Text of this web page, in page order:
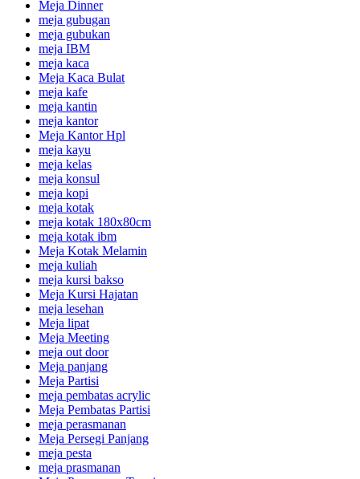
Meja Dinner
meja gubugan
meja gubukan
meja IBM
meja kaca
Meja Kaca Bulat
meja kafe
meja kantin
meja kantor
Meja Kantor Hpl
meja kayu
meja kelas
meja konsul
meja kopi
meja kotak
meja kotak 180x80cm
meja kotak ibm
Meja Kotak Melamin
meja kuliah
meja kursi bakso
Meja Kursi Hajatan
meja lesehan
Meja lipat
Meja Meeting
meja out door
Meja panjang
Meja Partisi
meja pembatas acrylic
Meja Pembatas Partisi
meja perasmanan
Meja Persegi Panjang
meja pesta
meja prasmanan